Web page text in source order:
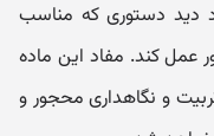
دید دستوری که مناسب
عمل کند. مفاد این ماده
و نگاهداری محجور و